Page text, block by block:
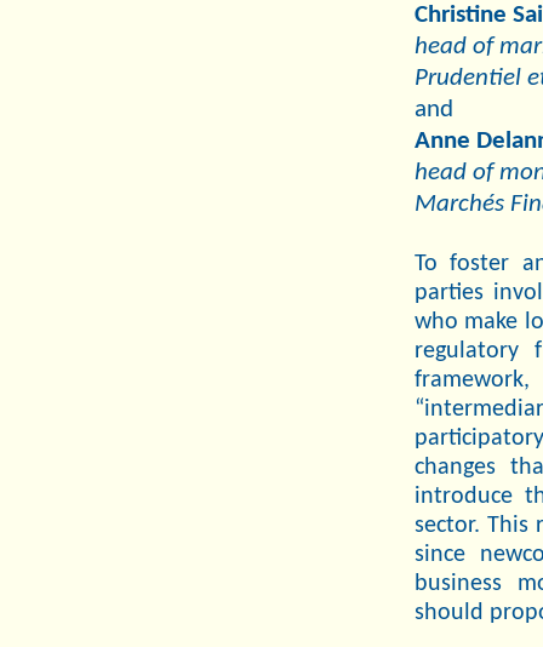
Christine
head of
Prudentiel
and
Anne
head of
Marchés
To foster
parties
who make
regulatory
changes
introduce
sector. This
since
business
should